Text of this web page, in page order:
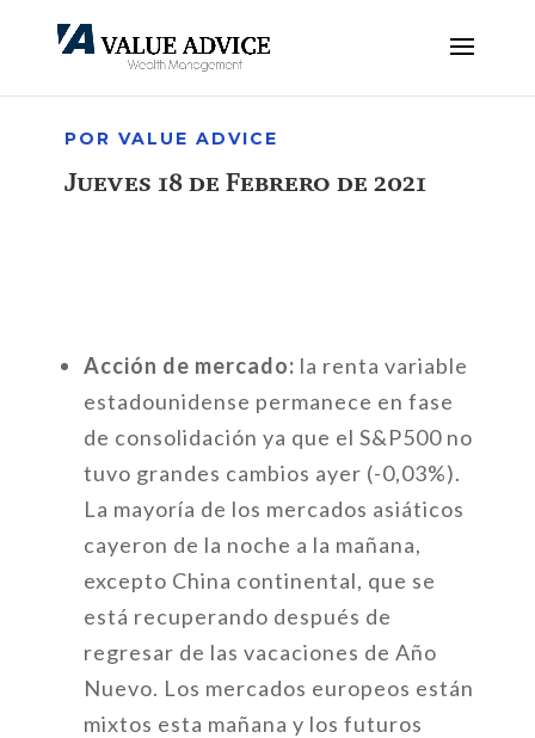
POR VALUE ADVICE
Jueves 18 de Febrero de 2021
Acción de mercado: la renta variable
estadounidense permanece en fase
de consolidación ya que el S&P500 no
tuvo grandes cambios ayer (-0,03%).
La mayoría de los mercados asiáticos
cayeron de la noche a la mañana,
excepto China continental, que se
está recuperando después de
regresar de las vacaciones de Año
Nuevo. Los mercados europeos están
mixtos esta mañana y los futuros